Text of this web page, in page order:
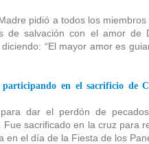
pidió a todos los
de salvación con el amor de
“El mayor amor es
en el sacrificio de
dar el perdón de
sacrificado en la cruz para
en el día de la Fiesta de los